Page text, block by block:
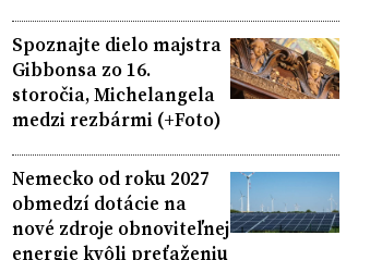
Spoznajte dielo majstra
Gibbonsa zo 16.
storočia, Michelangela
medzi rezbármi (+Foto)
Nemecko od roku 2027
obmedzí dotácie na
nové zdroje obnoviteľnej
energie kvôli preťaženiu